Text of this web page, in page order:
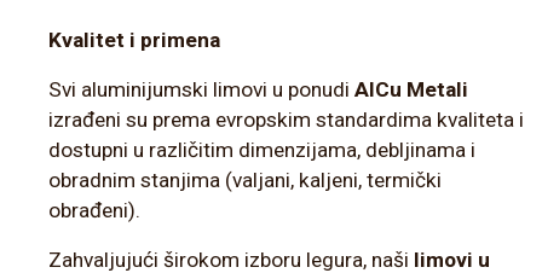
Kvalitet i primena
Svi aluminijumski limovi u ponudi AlCu Metali
izrađeni su prema evropskim standardima kvaliteta i
dostupni u različitim dimenzijama, debljinama i
obradnim stanjima (valjani, kaljeni, termički
obrađeni).
Zahvaljujući širokom izboru legura, naši limovi u